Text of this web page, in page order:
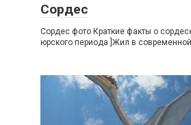
Сордес
Сордес фото Краткие факты о
юрского периода ]Жил в современной